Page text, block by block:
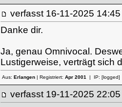
verfasst 16-11-2025
Danke dir.
Ja, genau Omnivocal.
Lustigerweise, verträgt sich
Aus: Erlangen| Registriert: Apr 2001| IP: [logged]
verfasst 19-11-2025